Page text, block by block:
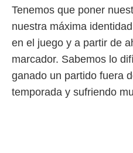
Tenemos que poner
nuestra máxima
en el juego y a partir de
marcador. Sabemos lo
ganado un partido fuera
temporada y sufriendo